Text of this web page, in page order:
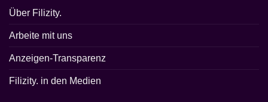
Über Filizity.
Arbeite mit uns
Anzeigen-Transparenz
Filizity. in den Medien